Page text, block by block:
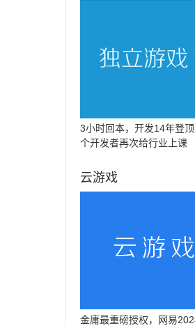
3小时回本，开发14年登
个开发者再次给行业上课
云游戏
金庸最重磅授权，网易